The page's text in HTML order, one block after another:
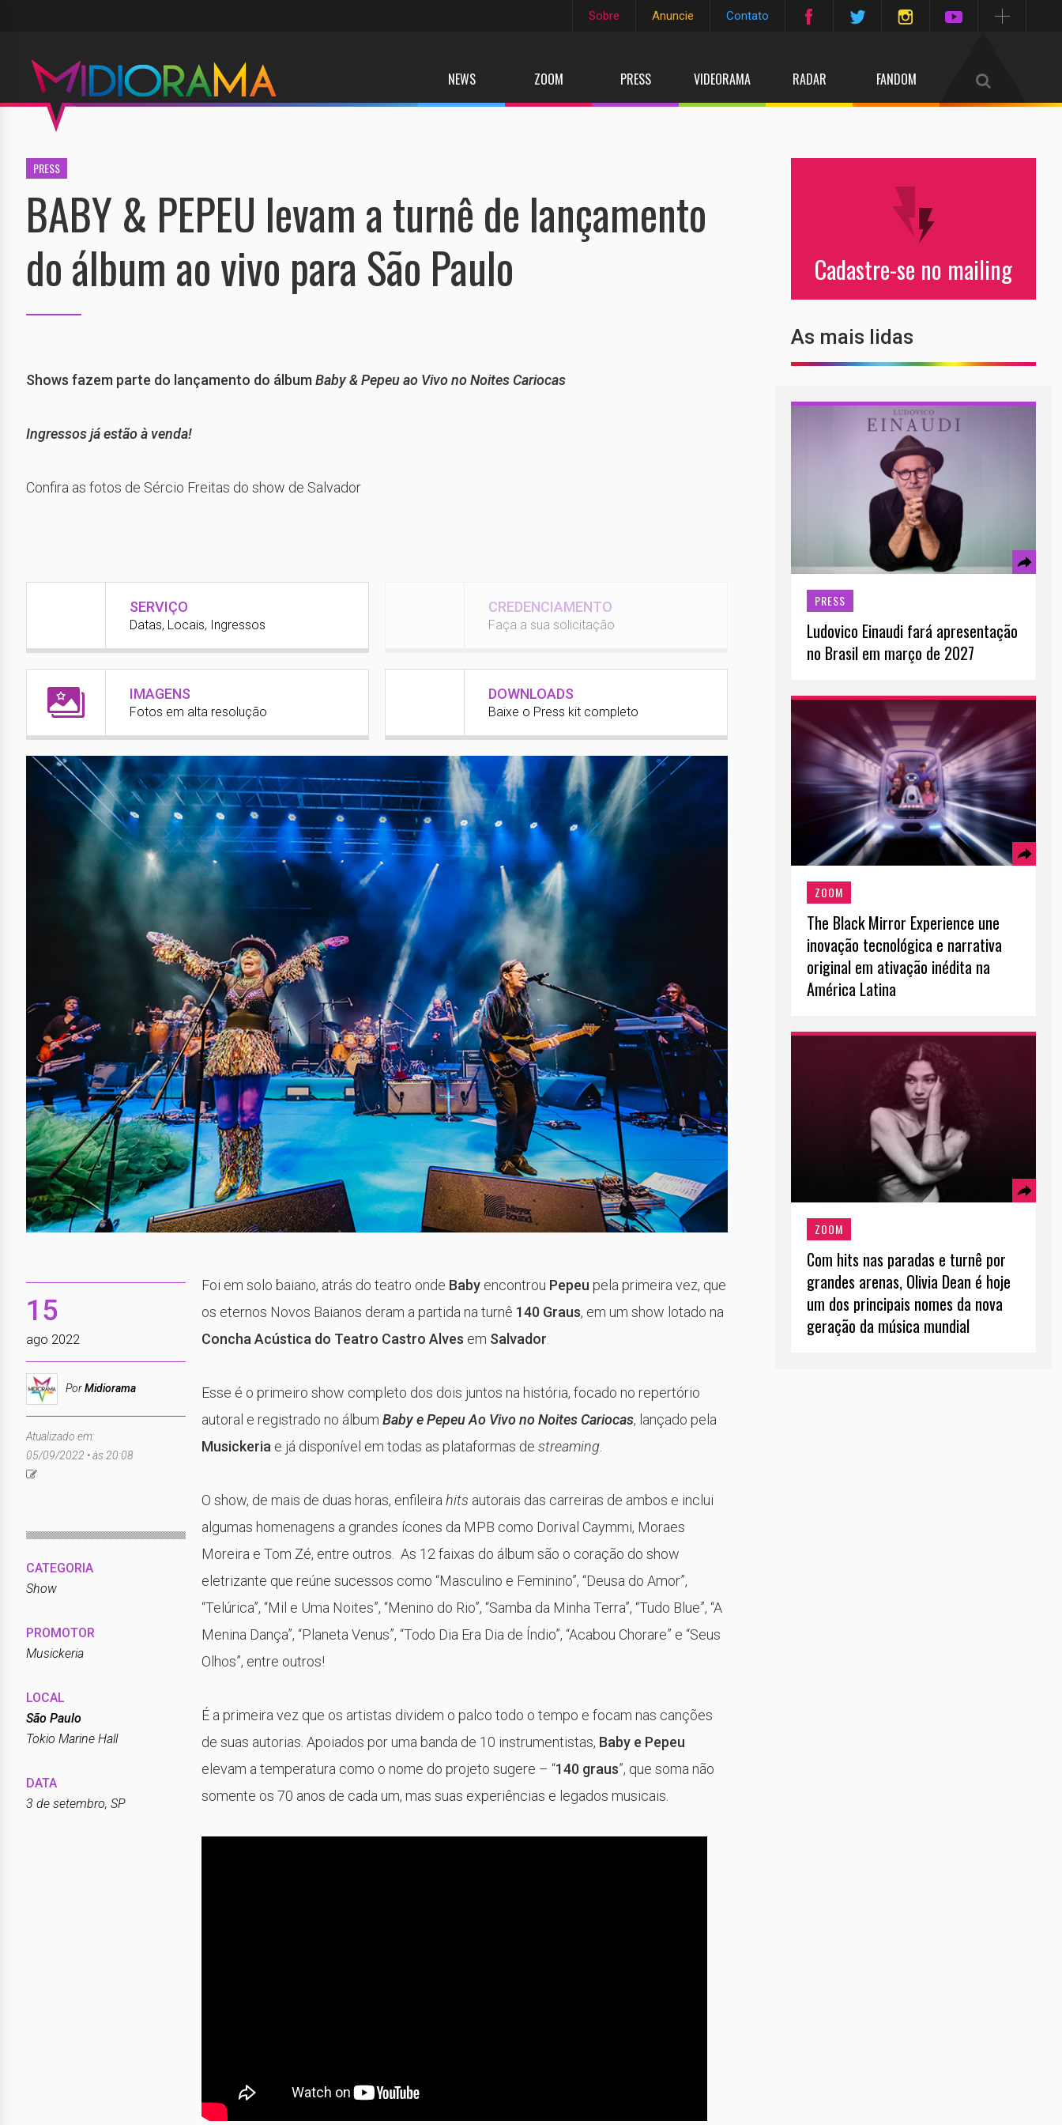
Sobre Anuncie Contato
NEWS ZOOM PRESS VIDEORAMA RADAR FANDOM
Cadastre-se no mailing
As mais lidas
PRESS
Ludovico Einaudi fará apresentação
no Brasil em março de 2027
ZOOM
The Black Mirror Experience une
inovação tecnológica e narrativa
original em ativação inédita na
América Latina
ZOOM
Com hits nas paradas e turnê por
grandes arenas, Olivia Dean é hoje
um dos principais nomes da nova
geração da música mundial
PRESS
BABY & PEPEU levam a turnê de lançamento
do álbum ao vivo para São Paulo
Shows fazem parte do lançamento do álbumBaby & Pepeu ao Vivo no Noites Cariocas
Ingressos já estão à venda!
Confira as fotos de Sércio Freitas do show de Salvador
SERVIÇO
Datas, Locais, Ingressos
CREDENCIAMENTO
Faça a sua solicitação
IMAGENS
Fotos em alta resolução
DOWNLOADS
Baixe o Press kit completo
15
ago 2022
PorMidiorama
Atualizado em:
05/09/2022 • às 20:08
CATEGORIA
Show
PROMOTOR
Musickeria
LOCAL
São Paulo
Tokio Marine Hall
DATA
3 de setembro, SP
Foi em solo baiano, atrás do teatro onde Baby encontrou Pepeu pela primeira vez, que
os eternos Novos Baianos deram a partida na turnê 140 Graus, em um show lotado na
Concha Acústica do Teatro Castro Alves em Salvador.
Esse é o primeiro show completo dos dois juntos na história, focado no repertório
autoral e registrado no álbum Baby e Pepeu Ao Vivo no Noites Cariocas, lançado pela
Musickeria e já disponível em todas as plataformas de streaming.
O show, de mais de duas horas, enfileirahits autorais das carreiras de ambos e inclui
algumas homenagens a grandes ícones da MPB como Dorival Caymmi, Moraes
Moreira e Tom Zé, entre outros. As 12 faixas do álbum são o coração do show
eletrizante que reúne sucessos como “Masculino e Feminino”, “Deusa do Amor”,
“Telúrica”, “Mil e Uma Noites”, “Menino do Rio”, “Samba da Minha Terra”, “Tudo Blue”, “A
Menina Dança”, “Planeta Venus”, “Todo Dia Era Dia de Índio”, “Acabou Chorare” e “Seus
Olhos”, entre outros!
É a primeira vez que os artistas dividem o palco todo o tempo e focam nas canções
de suas autorias. Apoiados por uma banda de 10 instrumentistas, Baby e Pepeu
elevam a temperatura como o nome do projeto sugere – “140 graus”, que soma não
somente os 70 anos de cada um, mas suas experiências e legados musicais.